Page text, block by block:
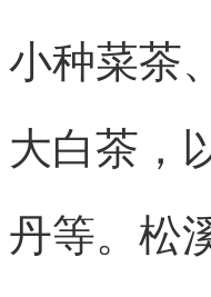
小种菜茶
大白茶，
丹等。松